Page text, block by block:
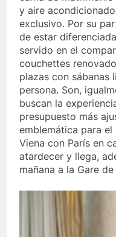
y aire
exclusivo. Por su
de estar
servido en el
couchettes
plazas con sábanas
persona. Son,
buscan la
presupuesto más
emblemática para
Viena con París en
atardecer y llega,
mañana a la Gare de